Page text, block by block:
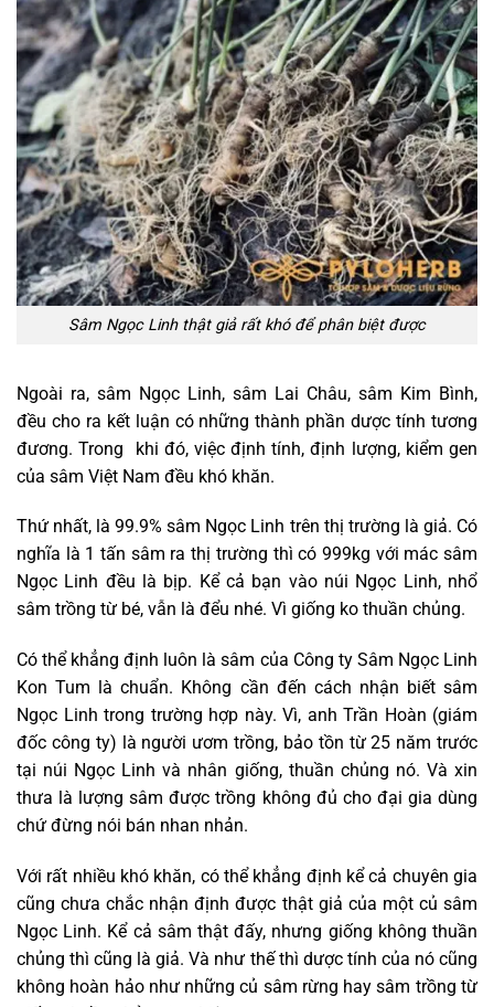
Sâm Ngọc Linh thật giả rất khó để phân biệt được
Ngoài ra, sâm Ngọc Linh, sâm Lai Châu, sâm Kim Bình,
đều cho ra kết luận có những thành phần dược tính tương
đương. Trong khi đó, việc định tính, định lượng, kiểm gen
của sâm Việt Nam đều khó khăn.
Thứ nhất, là 99.9% sâm Ngọc Linh trên thị trường là giả. Có
nghĩa là 1 tấn sâm ra thị trường thì có 999kg với mác sâm
Ngọc Linh đều là bịp. Kể cả bạn vào núi Ngọc Linh, nhổ
sâm trồng từ bé, vẫn là đểu nhé. Vì giống ko thuần chủng.
Có thể khẳng định luôn là sâm của Công ty Sâm Ngọc Linh
Kon Tum là chuẩn. Không cần đến cách nhận biết sâm
Ngọc Linh trong trường hợp này. Vì, anh Trần Hoàn (giám
đốc công ty) là người ươm trồng, bảo tồn từ 25 năm trước
tại núi Ngọc Linh và nhân giống, thuần chủng nó. Và xin
thưa là lượng sâm được trồng không đủ cho đại gia dùng
chứ đừng nói bán nhan nhản.
Với rất nhiều khó khăn, có thể khẳng định kể cả chuyên gia
cũng chưa chắc nhận định được thật giả của một củ sâm
Ngọc Linh. Kể cả sâm thật đấy, nhưng giống không thuần
chủng thì cũng là giả. Và như thế thì dược tính của nó cũng
không hoàn hảo như những củ sâm rừng hay sâm trồng từ